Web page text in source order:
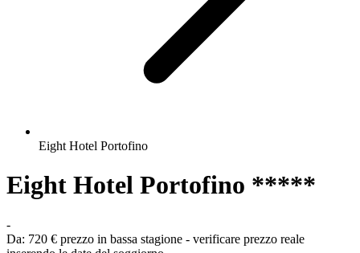
Eight Hotel Portofino
Eight Hotel Portofino *****
-
Da: 720 € prezzo in bassa stagione - verificare prezzo reale